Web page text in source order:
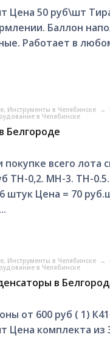
Цена 50 руб\шт
Баллон
Работает в
Инструменты в Челябинске →
в Челябинске
Белгороде
всего лота
ТН-0,2. МН-3. ТН-
Цена = 70
Инструменты в Челябинске →
в Челябинске
в
от 600 руб ( 1)
Цена комплекта